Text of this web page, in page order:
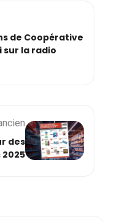
de Coopérative
sur la radio
des